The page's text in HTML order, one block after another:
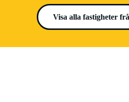
Visa alla fastigheter